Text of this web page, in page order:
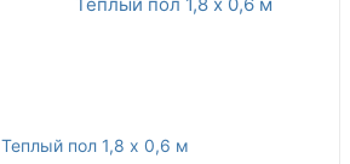
Теплый пол 1,8 х 0,6 м